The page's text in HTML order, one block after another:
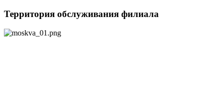
Территория обслуживания филиала